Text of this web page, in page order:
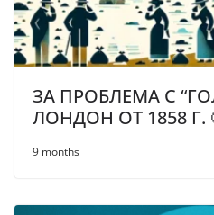
ЗА ПРОБЛЕМА С
ЛОНДОН ОТ 1858 Г.
9 months